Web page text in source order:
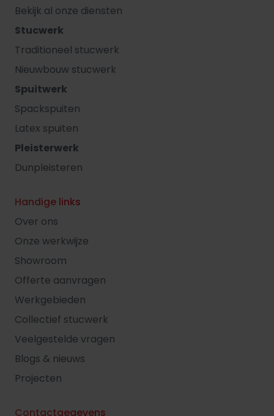
Bekijk al onze diensten
Stucwerk
Traditioneel stucwerk
Nieuwbouw stucwerk
Spuitwerk
Spackspuiten
Latex spuiten
Pleisterwerk
Dunpleisteren
Handige links
Over ons
Onze werkwijze
Showroom
Offerte aanvragen
Werkgebieden
Collectief stucwerk
Veelgestelde vragen
Blogs & nieuws
Projecten
Contactgegevens